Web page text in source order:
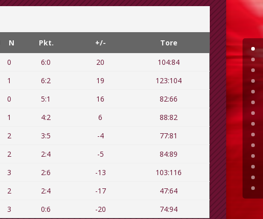
N Pkt. +/-
Tore
0 6:0 20
104:84
1 6:2 19
123:104
0 5:1 16
82:66
1 4:2 6
88:82
2 3:5 -4
77:81
2 2:4 -5
84:89
3 2:6 -13
103:116
2 2:4 -17
47:64
3 0:6 -20 74:94